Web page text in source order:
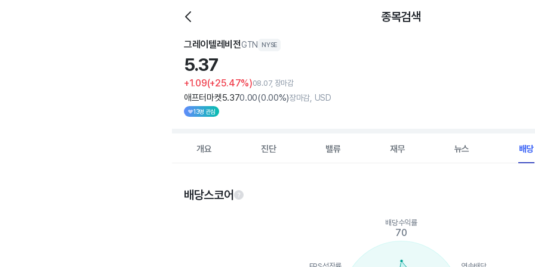
종목검색
그레이텔레비전GTN NYSE
5.37
+1.09(+25.47%)08.07, 장마감
애프터마켓5.370.00(0.00%)장마감, USD
13명 관심
개요 진단 밸류 재무 뉴스 배당
배당스코어
The chart has 1 Y axis displaying values. Data ranges from 0 to 70.
배당수익률
70